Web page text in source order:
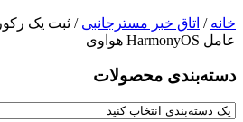
خانه / اتاق خبر مسترجانبی / ثبت یک
عامل HarmonyOS هواوی
دسته‌بندی‌ محصولات